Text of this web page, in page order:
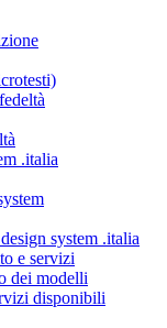
.italia
system .italia
e servizi
dei modelli
disponibili